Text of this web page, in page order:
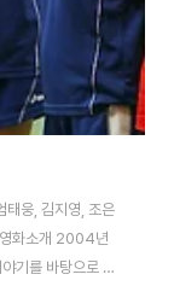
태웅, 김지영, 조은
화소개 2004년
기를 바탕으로 만